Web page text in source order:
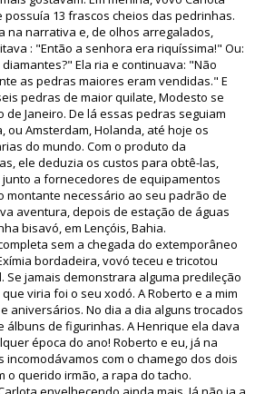
possuía 13 frascos cheios das pedrinhas.
na narrativa e, de olhos arregalados,
: "Então a senhora era riquíssima!" Ou:
Ela ria e continuava: "Não
as pedras maiores eram vendidas." E
pedras de maior quilate, Modesto se
de Janeiro. De lá essas pedras seguiam
ou Amsterdam, Holanda, até hoje os
do mundo. Com o produto da
ele deduzia os custos para obtê-las,
a fornecedores de equipamentos
montante necessário ao seu padrão de
aventura, depois de estação de águas
bisavó, em Lençóis, Bahia.
sem a chegada do extemporâneo
bordadeira, vovó teceu e tricotou
Se jamais demonstrara alguma predileção
viria foi o seu xodó. A Roberto e a mim
aniversários. No dia a dia alguns trocados
álbuns de figurinhas. A Henrique ela dava
época do ano! Roberto e eu, já na
incomodávamos com o chamego dos dois
o querido irmão, a rapa do tacho.